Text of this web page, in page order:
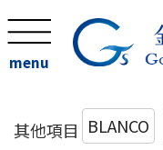
menu
其他項目 BLANCO